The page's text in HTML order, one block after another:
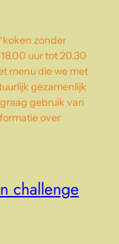
zonder
uur tot 20.30
menu die we met
gezamenlijk
gebruik van
over
challenge